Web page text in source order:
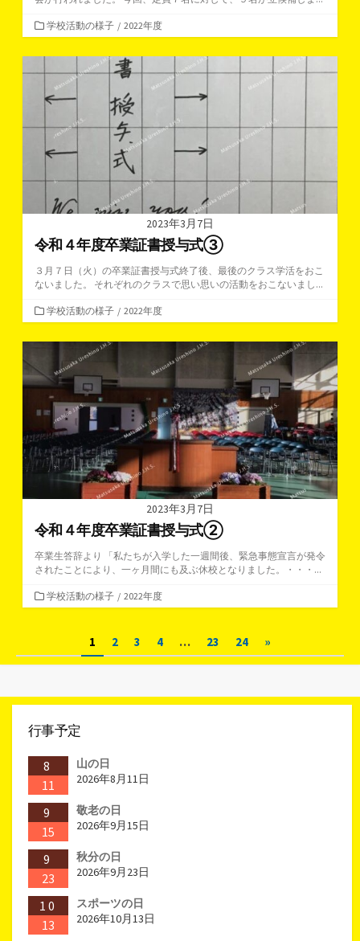
カ
テ
ゴ
リ
学校活動の様子 / 2022年度
2023年3月7日
令和４年度卒業証書授与式③
３月７日（火）の卒業証書授与式終了後、最後のクラス学活をおこ
ないました。 それぞれのクラスで思い思いの活動をおこないまし...
カ
テ
ゴ
ー
学校活動の様子 / 2022年度
2023年3月7日
令和４年度卒業証書授与式②
卒業生答辞より 「私たちが入学した一週間後、緊急事態宣言が発令
されたことにより、一ヶ月間にも及ぶ休校となりました。・・・...
カ
テ
ー
学校活動の様子 / 2022年度
稿
の
ペ
ー
ジ
送
り
1 2 3 4 … 23 24 »
行事予定
8
11
山の日
2026年8月11日
9
15
敬老の日
2026年9月15日
9
23
秋分の日
2026年9月23日
10
13
スポーツの日
2026年10月13日